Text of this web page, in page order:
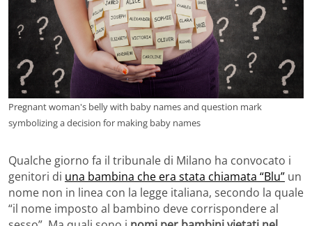
Pregnant woman's belly with baby names and question mark
symbolizing a decision for making baby names
Qualche giorno fa il tribunale di Milano ha convocato i
genitori di una bambina che era stata chiamata “Blu” un
nome non in linea con la legge italiana, secondo la quale
“il nome imposto al bambino deve corrispondere al